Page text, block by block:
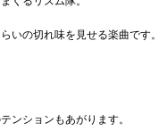
いの切れ味を見せる楽曲です。
ンションもあがります。